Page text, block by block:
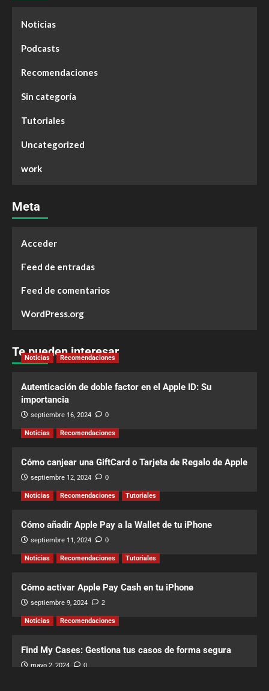
Noticias
Podcasts
Recomendaciones
Sin categoría
Tutoriales
Uncategorized
work
Meta
Acceder
Feed de entradas
Feed de comentarios
WordPress.org
Te pueden interesar
Noticias Recomendaciones
Autenticación de doble factor en el Apple ID: Su
importancia
septiembre 16, 2024 0
Noticias Recomendaciones
Cómo canjear una GiftCard o Tarjeta de Regalo de Apple
septiembre 12, 2024 0
Noticias Recomendaciones Tutoriales
Cómo añadir Apple Pay a la Wallet de tu iPhone
septiembre 11, 2024 0
Noticias Recomendaciones Tutoriales
Cómo activar Apple Pay Cash en tu iPhone
septiembre 9, 2024 2
Noticias Recomendaciones
Find My Cases: Gestiona tus casos de forma segura
mayo 2, 2024 0